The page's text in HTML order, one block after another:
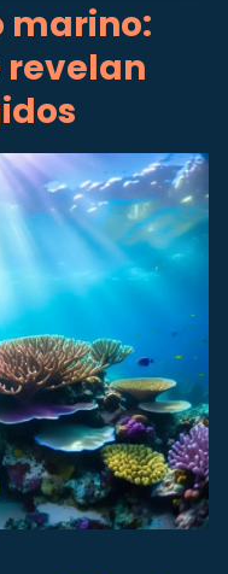
marino:
revelan